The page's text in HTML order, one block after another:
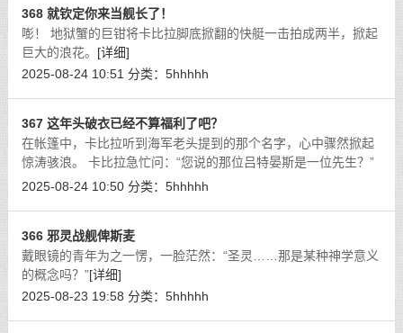
368 就钦定你来当舰长了！
嘭！ 地狱蟹的巨钳将卡比拉脚底掀翻的快艇一击拍成两半，掀起
巨大的浪花。 [详细]
2025-08-24 10:51 分类： 5hhhhh
367 这年头破衣已经不算福利了吧？
在帐篷中，卡比拉听到海军老头提到的那个名字，心中骤然掀起
惊涛骇浪。 卡比拉急忙问：“您说的那位吕特晏斯是一位先生？”
[详细]
2025-08-24 10:50 分类： 5hhhhh
366 邪灵战舰俾斯麦
戴眼镜的青年为之一愣，一脸茫然：“圣灵……那是某种神学意义
的概念吗？”[详细]
2025-08-23 19:58 分类： 5hhhhh